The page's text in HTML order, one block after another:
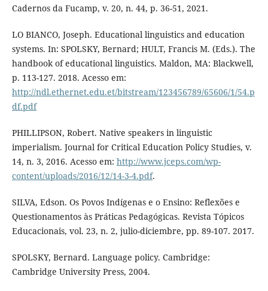
Cadernos da Fucamp, v. 20, n. 44, p. 36-51, 2021.
LO BIANCO, Joseph. Educational linguistics and education
systems. In: SPOLSKY, Bernard; HULT, Francis M. (Eds.). The
handbook of educational linguistics. Maldon, MA: Blackwell,
p. 113-127. 2018. Acesso em:
http://ndl.ethernet.edu.et/bitstream/123456789/65606/1/54.p
df.pdf
PHILLIPSON, Robert. Native speakers in linguistic
imperialism. Journal for Critical Education Policy Studies, v.
14, n. 3, 2016. Acesso em: http://www.jceps.com/wp-
content/uploads/2016/12/14-3-4.pdf.
SILVA, Edson. Os Povos Indígenas e o Ensino: Reflexões e
Questionamentos às Práticas Pedagógicas. Revista Tópicos
Educacionais, vol. 23, n. 2, julio-diciembre, pp. 89-107. 2017.
SPOLSKY, Bernard. Language policy. Cambridge:
Cambridge University Press, 2004.